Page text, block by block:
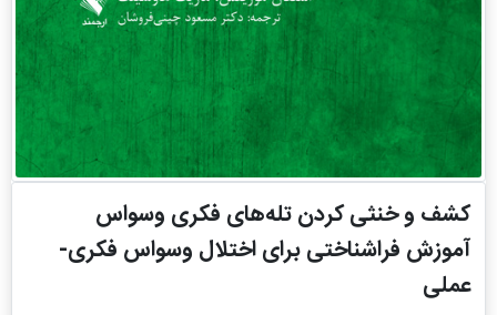
کشف و خنثی کردن تله‌های فکری وسواس
آموزش فراشناختی برای اختلال وسواس فکری-
عملی